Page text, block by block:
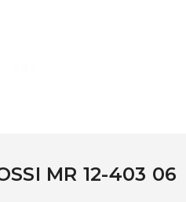
MR 12-403 06